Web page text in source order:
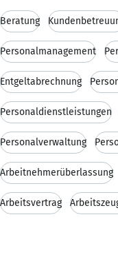
Beratung
Personalmanagement
Entgeltabrechnung
Personaldienstleistungen
Personalverwaltung
Arbeitnehmerüberlassung
Arbeitsvertrag